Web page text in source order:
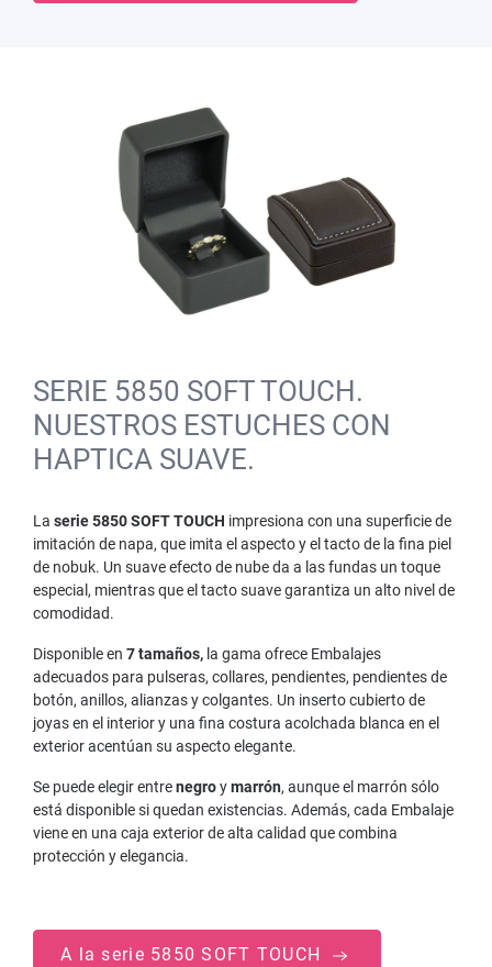
SERIE 5850 SOFT TOUCH.
NUESTROS ESTUCHES CON
HAPTICA SUAVE.
La serie 5850 SOFT TOUCH impresiona con una superficie de
imitación de napa, que imita el aspecto y el tacto de la fina piel
de nobuk. Un suave efecto de nube da a las fundas un toque
especial, mientras que el tacto suave garantiza un alto nivel de
comodidad.
Disponible en 7 tamaños, la gama ofrece Embalajes
adecuados para pulseras, collares, pendientes, pendientes de
botón, anillos, alianzas y colgantes. Un inserto cubierto de
joyas en el interior y una fina costura acolchada blanca en el
exterior acentúan su aspecto elegante.
Se puede elegir entrenegroymarrón, aunque el marrón sólo
está disponible si quedan existencias. Además, cada Embalaje
viene en una caja exterior de alta calidad que combina
protección y elegancia.
A la serie 5850 SOFT TOUCH